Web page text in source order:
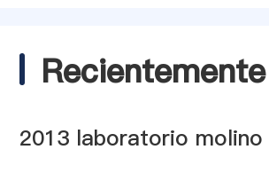
2013 laboratorio